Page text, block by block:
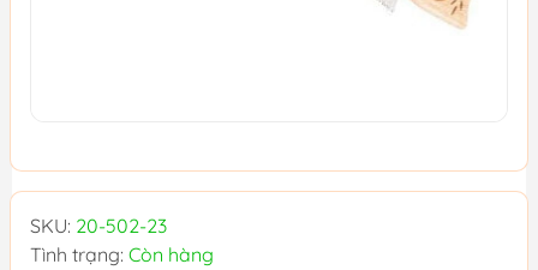
SKU: 20-502-23
Tình trạng: Còn hàng